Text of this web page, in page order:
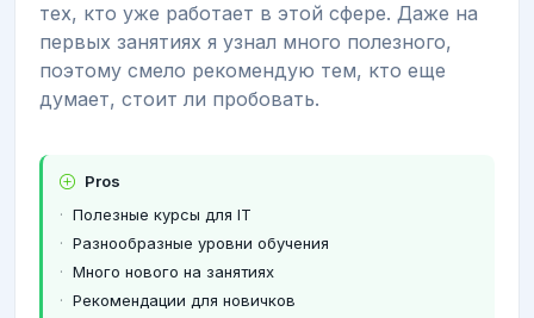
тех, кто уже работает в этой сфере. Даже на
первых занятиях я узнал много полезного,
поэтому смело рекомендую тем, кто еще
думает, стоит ли пробовать.
Pros
Полезные курсы для IT
Разнообразные уровни обучения
Много нового на занятиях
Рекомендации для новичков